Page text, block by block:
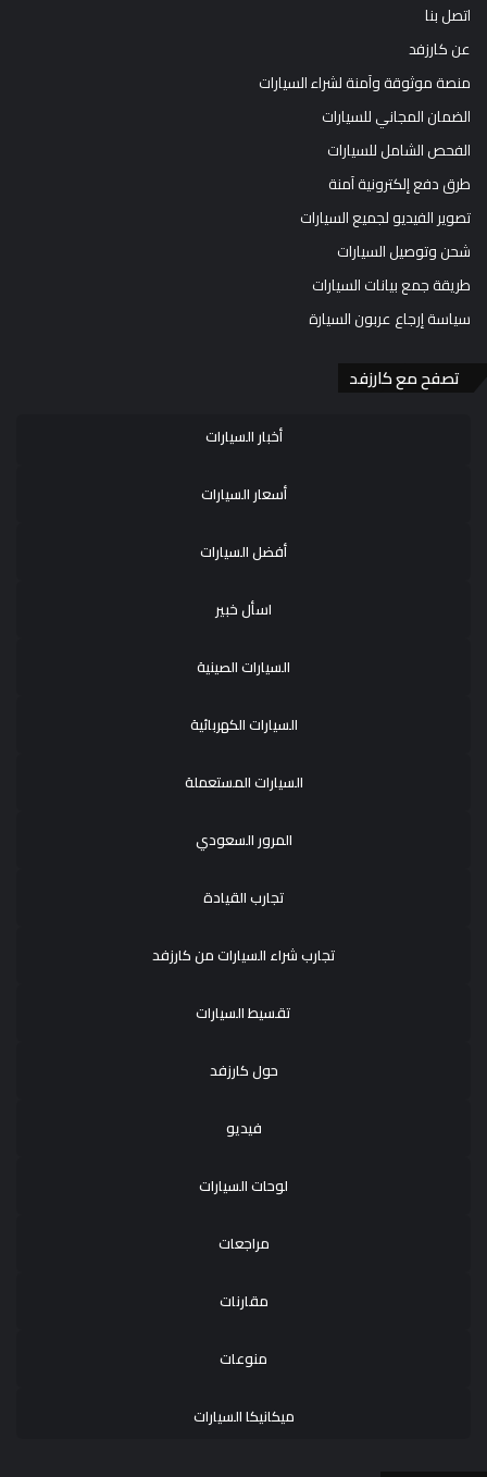
اتصل بنا
عن كارزفد
منصة موثوقة وآمنة لشراء السيارات
الضمان المجاني للسيارات
الفحص الشامل للسيارات
طرق دفع إلكترونية آمنة
تصوير الفيديو لجميع السيارات
شحن وتوصيل السيارات
طريقة جمع بيانات السيارات
سياسة إرجاع عربون السيارة
تصفح مع كارزفد
أخبار السيارات
أسعار السيارات
أفضل السيارات
اسأل خبير
السيارات الصينية
السيارات الكهربائية
السيارات المستعملة
المرور السعودي
تجارب القيادة
تجارب شراء السيارات من كارزفد
تقسيط السيارات
حول كارزفد
فيديو
لوحات السيارات
مراجعات
مقارنات
منوعات
ميكانيكا السيارات